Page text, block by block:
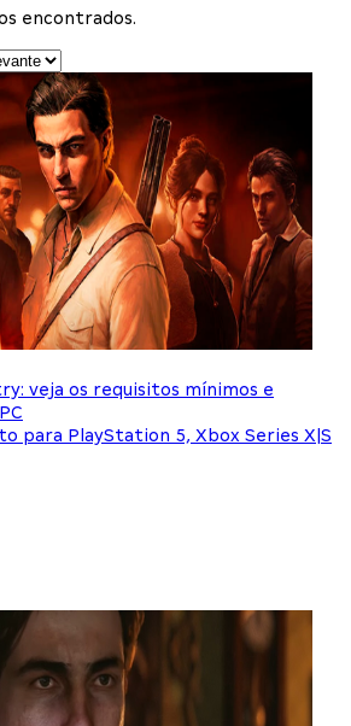
encontrados.
veja os requisitos mínimos e
para PlayStation 5, Xbox Series X|S